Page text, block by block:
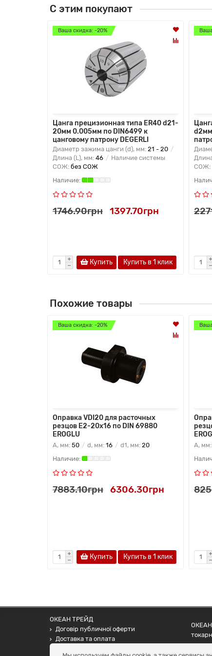
С этим покупают
Ваша скидка: -20%
Цанга прецизионная типа ER40 d21-
20мм 0.005мм по DIN6499 к
цанговому патрону DEGERLI
Диаметр зажима цанги (d), мм: 21 - 20
Длина (L), мм: 46
Наличие системы
СОЖ: без СОЖ
1746.90грн 1397.70грн
Купить Купить в 1 клик
d2мм
СОЖ:
Похожие товары
Ваша скидка: -20%
Оправка VDI20 для расточных
резцов Е2-20х16 по DIN 69880
EROGLU
A, мм: 50 d, мм: 16 d1, мм: 20
7883.10грн 6306.30грн
Купить Купить в 1 клик
A, мм:
ОКЕАН ТРЕЙД
Договір публичної оферти
Доставка та оплата
ОКЕАН
наших